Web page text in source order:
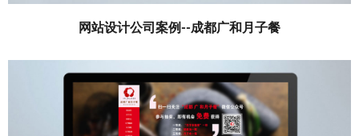
网站设计公司案例--成都广和月子餐